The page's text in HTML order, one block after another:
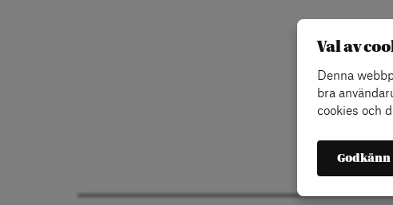
Val av
Denna
bra
cookies och